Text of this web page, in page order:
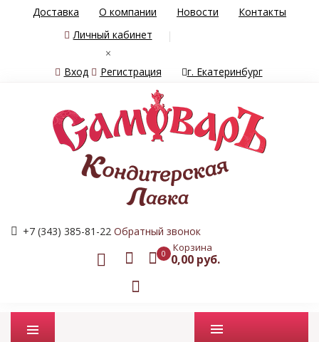
Доставка О компании Новости
Контакты
Личный кабинет
×
Вход
Регистрация г. Екатеринбург
+7 (343) 385-81-22 Обратный звонок
0 Корзина
0,00 руб.